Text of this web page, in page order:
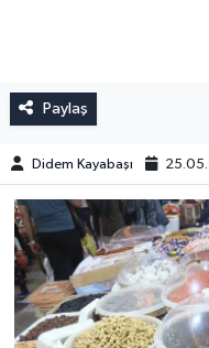
Paylaş
Didem Kayabaşı